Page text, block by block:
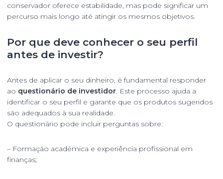
conservador oferece estabilidade, mas pode significar um
percurso mais longo até atingir os mesmos objetivos.
Por que deve conhecer o seu perfil
antes de investir?
Antes de aplicar o seu dinheiro, é fundamental responder
ao questionário de investidor. Este processo ajuda a
identificar o seu perfil e garante que os produtos sugeridos
são adequados à sua realidade.
O questionário pode incluir perguntas sobre:
– Formação académica e experiência profissional em
finanças;